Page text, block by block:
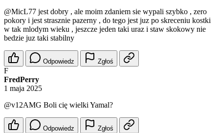
@MicL77 jest dobry , ale moim zdaniem sie wypali szybko , zero
pokory i jest strasznie pazerny , do tego jest juz po skreceniu kostki
w tak mlodym wieku , jeszcze jeden taki uraz i staw skokowy nie
bedzie juz taki stabilny
Odpowiedz Zgłoś
F
FredPerry
1 maja 2025
@v12AMG Boli cię wielki Yamal?
Odpowiedz Zgłoś